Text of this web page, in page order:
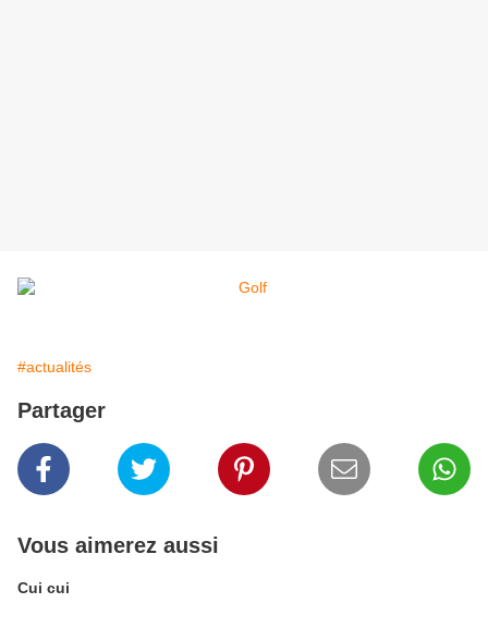
#actualités
Partager
Vous aimerez aussi
Cui cui